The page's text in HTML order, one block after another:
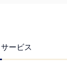
ービス